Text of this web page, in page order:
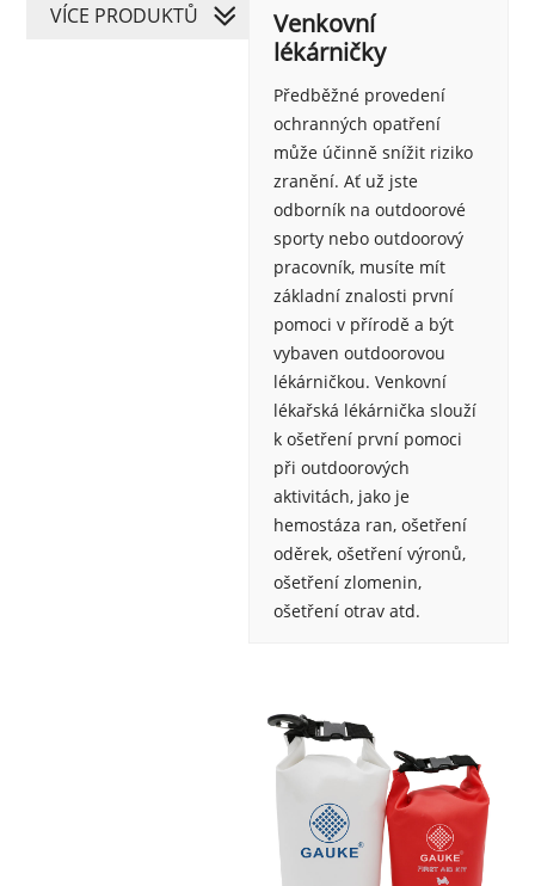
Venkovní
lékárničky
Předběžné provedení
ochranných opatření
může účinně snížit riziko
zranění. Ať už jste
odborník na outdoorové
sporty nebo outdoorový
pracovník, musíte mít
základní znalosti první
pomoci v přírodě a být
vybaven outdoorovou
lékárničkou. Venkovní
lékařská lékárnička slouží
k ošetření první pomoci
při outdoorových
aktivitách, jako je
hemostáza ran, ošetření
oděrek, ošetření výronů,
ošetření zlomenin,
ošetření otrav atd.
VÍCE PRODUKTŮ